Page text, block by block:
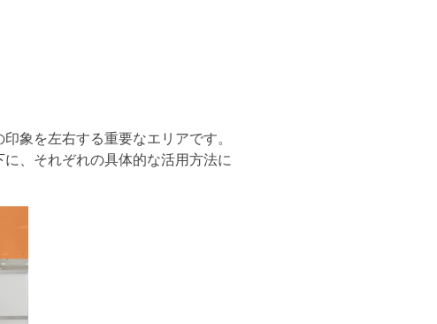
象を左右する重要なエリアです。
、それぞれの具体的な活用方法に